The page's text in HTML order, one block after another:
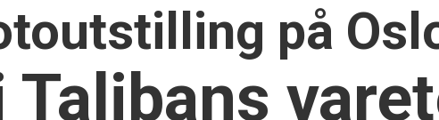
på
Talibans